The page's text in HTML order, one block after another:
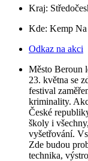
Kraj:
Kde: Kemp
Odkaz na akci
Město Beroun
23. května se
festival
kriminality.
České
školy i
vyšetřování.
Zde budou
technika,